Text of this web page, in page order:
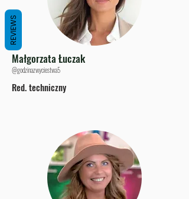
Małgorzata Łuczak
@godzinazwyciestwa5
Red. techniczny
REVIEWS